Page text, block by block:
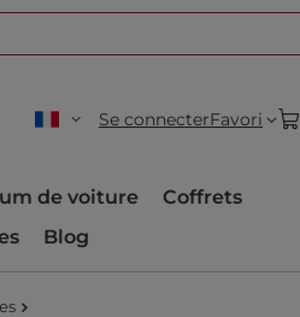
Se connecterFavori
de voiture
Coffrets
Blog